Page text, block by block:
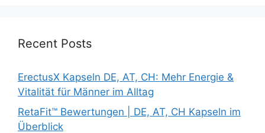
Recent Posts
ErectusX Kapseln DE, AT, CH: Mehr Energie &
Vitalität für Männer im Alltag
RetaFit™ Bewertungen | DE, AT, CH Kapseln im
Überblick